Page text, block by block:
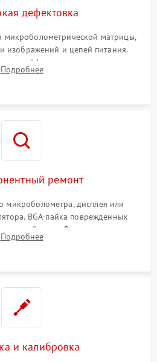
дефектовка
микроболометрической матрицы,
изображений и цепей питания.
шлейфов, модуля памяти и
сгоревших SMD-компонентов
Подробнее
ремонт
микроболометра, дисплея или
BGA-пайка поврежденных
плате. Восстановление
поврежденных элементов
Подробнее
и калибровка